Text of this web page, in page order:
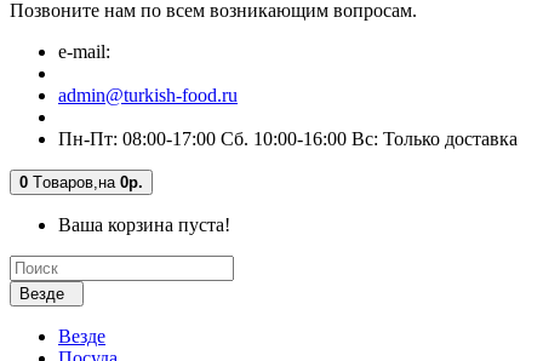
Позвоните нам по всем возникающим вопросам.
e-mail:
admin@turkish-food.ru
Пн-Пт: 08:00-17:00 Сб. 10:00-16:00 Вс: Только доставка
0 Tоваров, на 0р.
Ваша корзина пуста!
Везде
Везде